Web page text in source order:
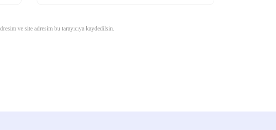
ve site adresim bu tarayıcıya kaydedilsin.